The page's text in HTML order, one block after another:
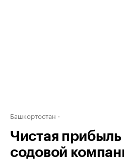
Башкортостан
Чистая
содовой